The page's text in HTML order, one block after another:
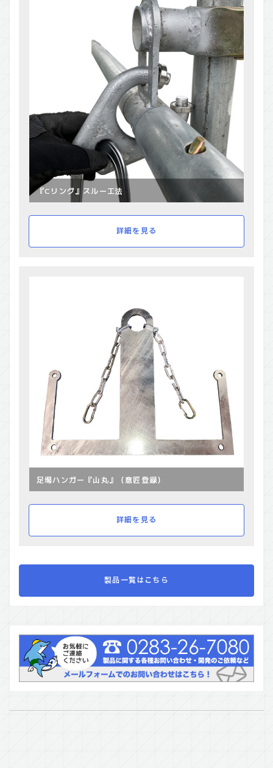
『Cリング』スルー工法
詳細を見る
足場ハンガー『山丸』（意匠登録）
詳細を見る
製品一覧はこちら